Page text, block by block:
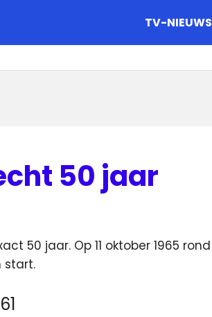
TV-NIEUWS
50 jaar
50 jaar. Op 11 oktober 1965 rond
start.